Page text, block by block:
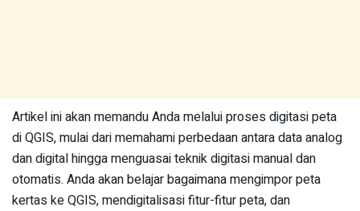
Artikel ini akan memandu Anda melalui proses digitasi peta
di QGIS, mulai dari memahami perbedaan antara data analog
dan digital hingga menguasai teknik digitasi manual dan
otomatis. Anda akan belajar bagaimana mengimpor peta
kertas ke QGIS, mendigitalisasi fitur-fitur peta, dan